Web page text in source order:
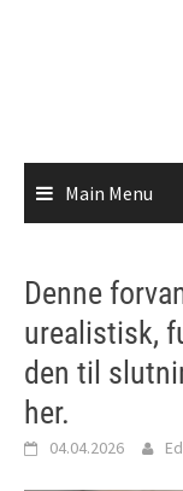
Main Menu
Denne
urealistisk,
den til
her.
04.04.2026